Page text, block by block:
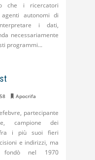
che i ricercatori
autonomi di
i dati,
necessariamente
programmi
Apocrifa
partecipante
campione dei
fra i più suoi fieri
e indirizzi, ma
fondò nel 1970